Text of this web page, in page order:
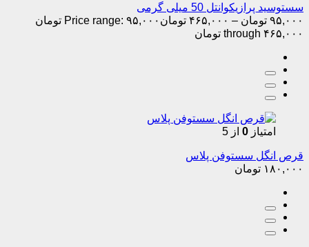
سستوسید پرازیکوانتل 50 میلی گرمی
۹۵,۰۰۰ تومان – ۴۶۵,۰۰۰ تومان
Price range: ۹۵,۰۰۰ تومان
through ۴۶۵,۰۰۰ تومان
امتیاز 0 از 5
قرص انگل سستوفن پلاس
۱۸۰,۰۰۰ تومان